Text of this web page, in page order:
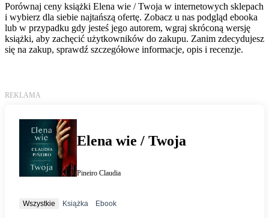
Porównaj ceny książki Elena wie / Twoja w internetowych sklepach
i wybierz dla siebie najtańszą ofertę. Zobacz u nas podgląd ebooka
lub w przypadku gdy jesteś jego autorem, wgraj skróconą wersję
książki, aby zachęcić użytkowników do zakupu. Zanim zdecydujesz
się na zakup, sprawdź szczegółowe informacje, opis i recenzje.